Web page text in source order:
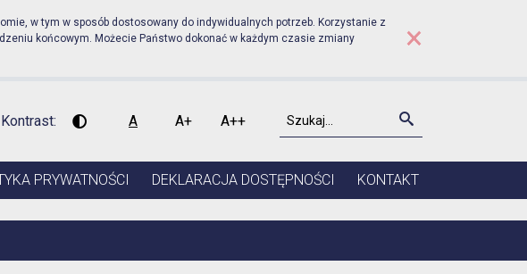
w Prudniku - Zgłoszenie
w tym w sposób dostosowany do indywidualnych potrzeb. Korzystanie z
końcowym. Możecie Państwo dokonać w każdym czasie zmiany
×
Kontrast:
Wysoki kontrast
A
Czcionka domyślna
A+
Czcionka średnia
A++
Czcionka duża
Szukaj Szukaj
PRYWATNOŚCI DEKLARACJA DOSTĘPNOŚCI KONTAKT